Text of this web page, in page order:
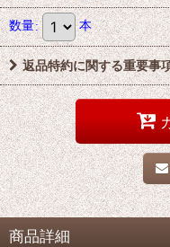
数量: 本
返品特約に関する重要事
商品詳細